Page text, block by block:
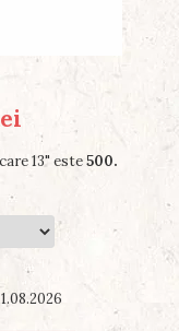
13" este500.